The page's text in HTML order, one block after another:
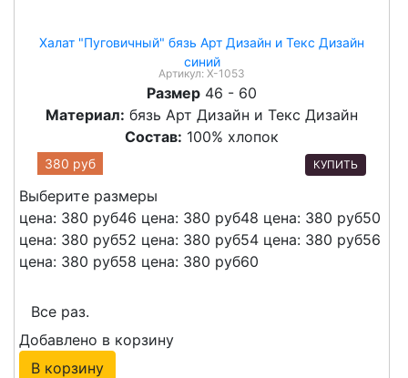
Халат "Пуговичный" бязь Арт Дизайн и Текс Дизайн
синий
Артикул: Х-1053
Размер 46 - 60
Материал: бязь Арт Дизайн и Текс Дизайн
Состав: 100% хлопок
380 руб КУПИТЬ
Выберите размеры
цена: 380 руб46 цена: 380 руб48 цена: 380 руб50
цена: 380 руб52 цена: 380 руб54 цена: 380 руб56
цена: 380 руб58 цена: 380 руб60
Все раз.
Добавлено в корзину
В корзину